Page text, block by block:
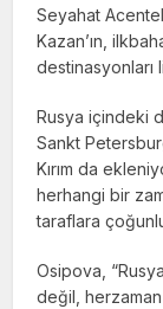
Seyahat
Kazan’ın,
Rusya içindeki
Sankt
Kırım da
herhangi bir
taraflara
Osipova,
değil,